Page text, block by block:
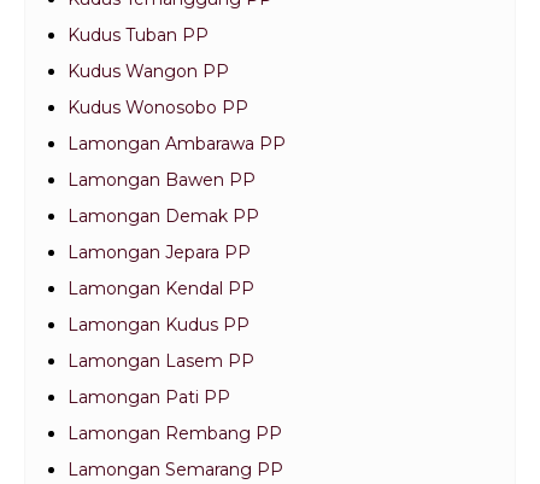
Kudus Tuban PP
Kudus Wangon PP
Kudus Wonosobo PP
Lamongan Ambarawa PP
Lamongan Bawen PP
Lamongan Demak PP
Lamongan Jepara PP
Lamongan Kendal PP
Lamongan Kudus PP
Lamongan Lasem PP
Lamongan Pati PP
Lamongan Rembang PP
Lamongan Semarang PP